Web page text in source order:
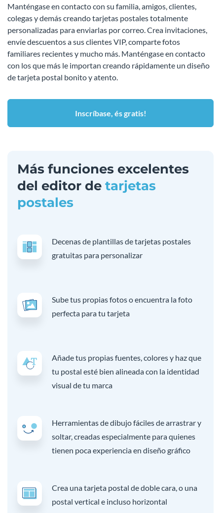
Manténgase en contacto con su familia, amigos, clientes,
colegas y demás creando tarjetas postales totalmente
personalizadas para enviarlas por correo. Crea invitaciones,
envíe descuentos a sus clientes VIP, comparte fotos
familiares recientes y mucho más. Manténgase en contacto
con los que más le importan creando rápidamente un diseño
de tarjeta postal bonito y atento.
Inscríbase, és gratis!
Más funciones excelentes
del editor de tarjetas
postales
Decenas de plantillas de tarjetas postales
gratuitas para personalizar
Sube tus propias fotos o encuentra la foto
perfecta para tu tarjeta
Añade tus propias fuentes, colores y haz que
tu postal esté bien alineada con la identidad
visual de tu marca
Herramientas de dibujo fáciles de arrastrar y
soltar, creadas especialmente para quienes
tienen poca experiencia en diseño gráfico
Crea una tarjeta postal de doble cara, o una
postal vertical e incluso horizontal